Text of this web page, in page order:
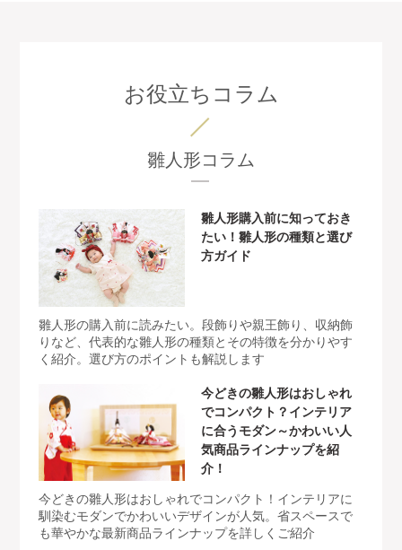
お役立ちコラム
雛人形コラム
雛人形購入前に知っておき
たい！雛人形の種類と選び
方ガイド
雛人形の購入前に読みたい。段飾りや親王飾り、収納飾
りなど、代表的な雛人形の種類とその特徴を分かりやす
く紹介。選び方のポイントも解説します
今どきの雛人形はおしゃれ
でコンパクト？インテリア
に合うモダン～かわいい人
気商品ラインナップを紹
介！
今どきの雛人形はおしゃれでコンパクト！インテリアに
馴染むモダンでかわいいデザインが人気。省スペースで
も華やかな最新商品ラインナップを詳しくご紹介